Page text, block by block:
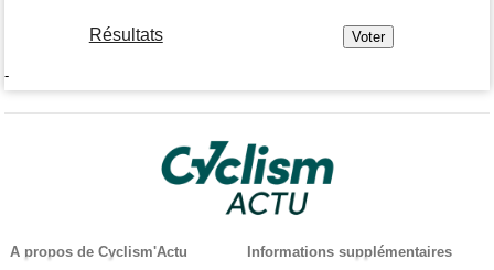
Résultats
-
A propos de Cyclism'Actu Informations supplémentaires